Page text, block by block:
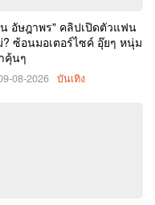
อัษฎาพร" คลิปเปิดตัวแฟน
? ซ้อนมอเตอร์ไซค์ อุ๊ยๆ หนุ่ม
คุ้นๆ
08-2026 บันเทิง